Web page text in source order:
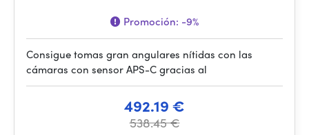
Promoción: -9%
Consigue tomas gran angulares nítidas con las
cámaras con sensor APS-C gracias al
492.19 €
538.45 €